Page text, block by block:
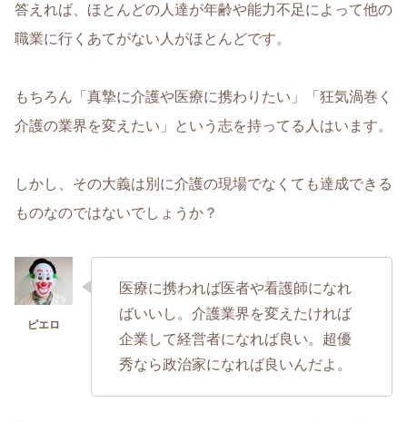
答えれば、ほとんどの人達が年齢や能力不足によって他の
職業に行くあてがない人がほとんどです。
もちろん「真摯に介護や医療に携わりたい」「狂気渦巻く
介護の業界を変えたい」という志を持ってる人はいます。
しかし、その大義は別に介護の現場でなくても達成できる
ものなのではないでしょうか？
医療に携われば医者や看護師になれ
ばいいし。介護業界を変えたければ
企業して経営者になれば良い。超優
秀なら政治家になれば良いんだよ。